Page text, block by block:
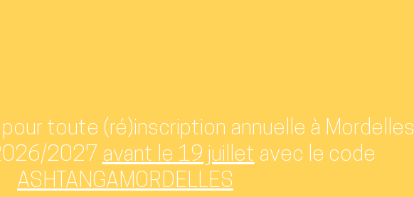
pour toute (ré)inscription annuelle à Mordelles
2027 avant le 19 juillet avec le code
ASHTANGAMORDELLES